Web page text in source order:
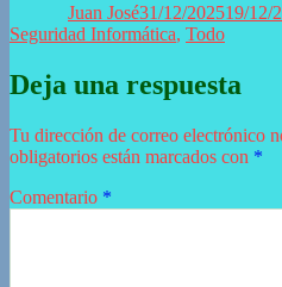
Juan José31/12/202519/12/
Seguridad Informática, Todo
Deja una respuesta
Tu dirección de correo electrónico
obligatorios están marcados con *
Comentario *